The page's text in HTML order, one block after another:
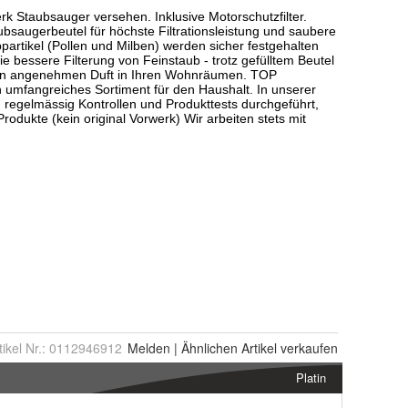
Nr.: 0112946912 Melden | Ähnlichen Artikel verkaufen
Platin